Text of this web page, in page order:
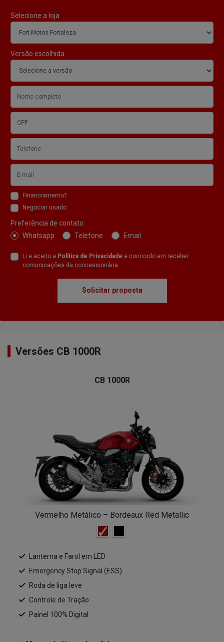
Selecione a loja
Versão escolhida
Financiamento?
Negociar usado
Preferência de contato:
Whatsapp
Telefone Email
Li e aceito a Política de Privacidade e concordo em receber
comunicações da concessionária.
Solicitar proposta
Versões CB 1000R
CB 1000R
Vermelho Metálico – Bordeaux Red Metallic
Lanterna e Farol em LED
Emergency Stop Signal (ESS)
Roda de liga leve
Controle de Tração
Painel 100% Digital